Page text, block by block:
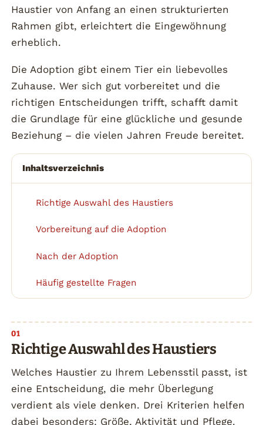
Haustier von Anfang an einen strukturierten
Rahmen gibt, erleichtert die Eingewöhnung
erheblich.
Die Adoption gibt einem Tier ein liebevolles
Zuhause. Wer sich gut vorbereitet und die
richtigen Entscheidungen trifft, schafft damit
die Grundlage für eine glückliche und gesunde
Beziehung – die vielen Jahren Freude bereitet.
Inhaltsverzeichnis
Richtige Auswahl des Haustiers
Vorbereitung auf die Adoption
Nach der Adoption
Häufig gestellte Fragen
Richtige Auswahl des Haustiers
Welches Haustier zu Ihrem Lebensstil passt, ist
eine Entscheidung, die mehr Überlegung
verdient als viele denken. Drei Kriterien helfen
dabei besonders: Größe, Aktivität und Pflege.